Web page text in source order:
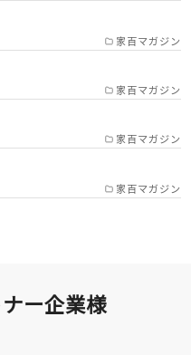
家百マガジン
家百マガジン
家百マガジン
家百マガジン
ー企業様